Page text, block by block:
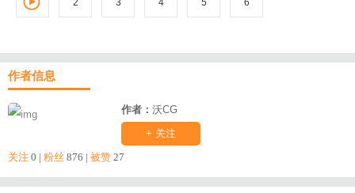
1
2 3 4 5 6
作者信息
作者：沃CG
+ 关注
关注 0 | 粉丝 876 | 被赞 27